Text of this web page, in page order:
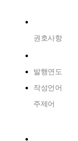
권호사항
발행연도
작성언어
주제어